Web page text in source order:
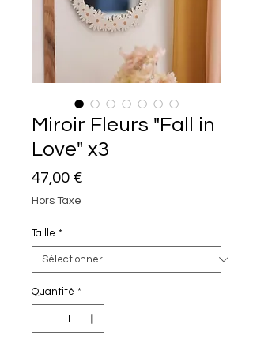
Miroir Fleurs "Fall in
Love" x3
47,00 €Prix
Hors Taxe
Taille *
Quantité *